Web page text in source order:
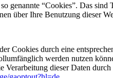
genannte “Cookies”. Das
über Ihre Benutzung dieser
Cookies durch eine
werden nutzen
Verarbeitung dieser Daten